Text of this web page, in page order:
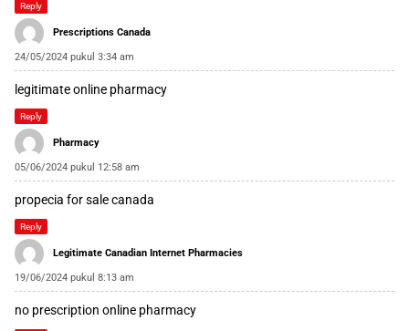
Reply
Prescriptions Canada
24/05/2024 pukul 3:34 am
legitimate online pharmacy
Reply
Pharmacy
05/06/2024 pukul 12:58 am
propecia for sale canada
Reply
Legitimate Canadian Internet Pharmacies
19/06/2024 pukul 8:13 am
no prescription online pharmacy